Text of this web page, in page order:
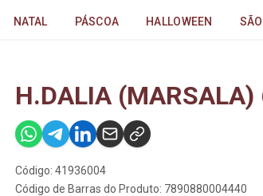
NATAL PÁSCOA HALLOWEEN
H.DALIA (MARSALA)
Código: 41936004
Código de Barras do Produto: 7890880004440